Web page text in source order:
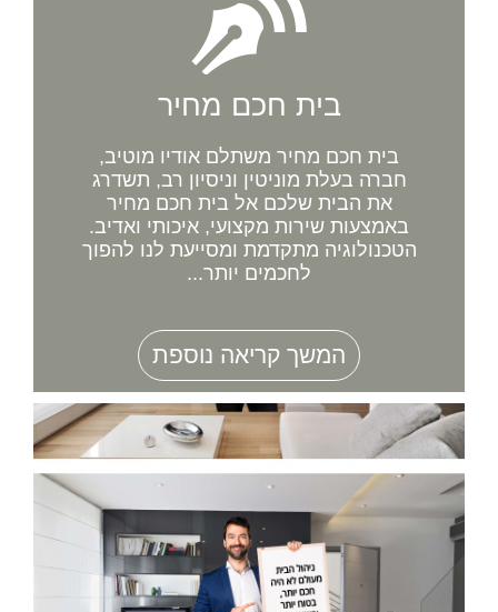
בית חכם מחיר
בית חכם מחיר משתלם אודיו מוטיב,
חברה בעלת מוניטין וניסיון רב, תשדרג
את הבית שלכם אל בית חכם מחיר
באמצעות שירות מקצועי, איכותי ואדיב.
הטכנולוגיה מתקדמת ומסייעת לנו להפוך
לחכמים יותר...
המשך קריאה נוספת